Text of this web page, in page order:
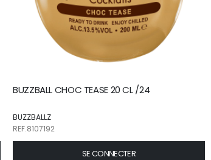
BUZZBALL CHOC TEASE 20 CL /24
BUZZBALLZ
REF.8107192
SE CONNECTER